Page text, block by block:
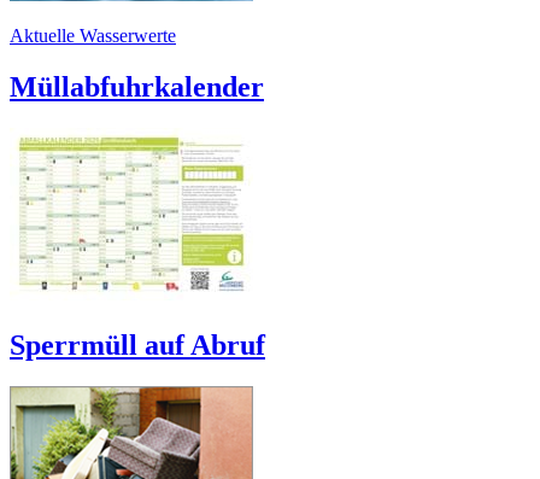
Aktuelle Wasserwerte
Müllabfuhrkalender
Sperrmüll auf Abruf